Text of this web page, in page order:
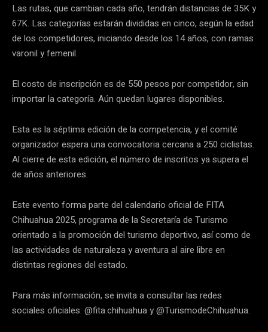
Las rutas, que cambian cada año, tendrán distancias de 35K y
67K. Las categorías estarán divididas en cinco, según la edad
de los competidores, iniciando desde los 14 años, con ramas
varonil y femenil.
El costo de inscripción es de 550 pesos por competidor, sin
importar la categoría. Aún quedan lugares disponibles.
Esta es la séptima edición de la competencia, y el comité
organizador espera una convocatoria cercana a 250 ciclistas.
Al cierre de esta edición, el número de inscritos ya supera el
de años anteriores.
Este evento forma parte del calendario oficial de FITA
Chihuahua 2025, programa de la Secretaría de Turismo
orientado a la promoción del turismo deportivo, así como de
las actividades de naturaleza y aventura al aire libre en
distintas regiones del estado.
Para más información, se invita a consultar las redes
sociales oficiales: @fita.chihuahua y @TurismodeChihuahua.